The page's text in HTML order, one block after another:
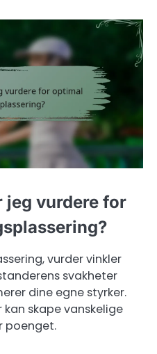
jeg vurdere for
vurder vinkler
svakheter
dine egne styrker.
kan skape vanskelige
poenget.